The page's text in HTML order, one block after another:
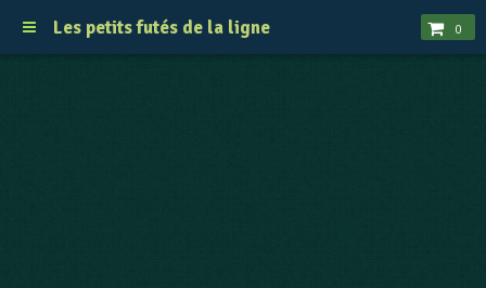
Les petits futés de la ligne 0